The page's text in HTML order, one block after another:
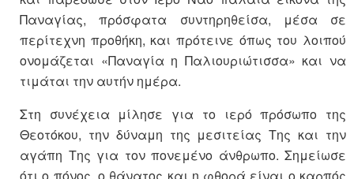
Παναγίας, πρόσφατα συντηρηθείσα, μέσα σε
περίτεχνη προθήκη, και πρότεινε όπως του λοιπού
ονομάζεται «Παναγία η Παλιουριώτισσα» και να
τιμάται την αυτήν ημέρα.
Στη συνέχεια μίλησε για το ιερό πρόσωπο της
Θεοτόκου, την δύναμη της μεσιτείας Της και την
αγάπη Της για τον πονεμένο άνθρωπο. Σημείωσε